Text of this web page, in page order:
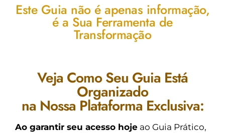
Este Guia não é apenas informação,
é a Sua Ferramenta de
Transformação
Veja Como Seu Guia Está
Organizado
na Nossa Plataforma Exclusiva:
Ao garantir seu acesso hoje ao Guia Prático,